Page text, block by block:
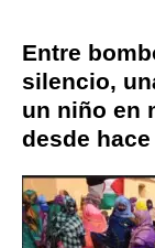
Entre
silencio,
un niño en
desde